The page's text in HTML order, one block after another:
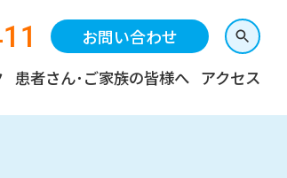
お問い合わせ
患者さん･ご家族の皆様へ アクセス